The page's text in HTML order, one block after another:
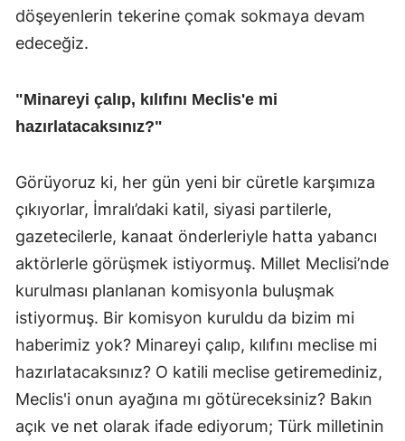
döşeyenlerin tekerine çomak sokmaya devam
edeceğiz.
"Minareyi çalıp, kılıfını Meclis'e mi
hazırlatacaksınız?"
Görüyoruz ki, her gün yeni bir cüretle karşımıza
çıkıyorlar, İmralı’daki katil, siyasi partilerle,
gazetecilerle, kanaat önderleriyle hatta yabancı
aktörlerle görüşmek istiyormuş. Millet Meclisi’nde
kurulması planlanan komisyonla buluşmak
istiyormuş. Bir komisyon kuruldu da bizim mi
haberimiz yok? Minareyi çalıp, kılıfını meclise mi
hazırlatacaksınız? O katili meclise getiremediniz,
Meclis'i onun ayağına mı götüreceksiniz? Bakın
açık ve net olarak ifade ediyorum; Türk milletinin